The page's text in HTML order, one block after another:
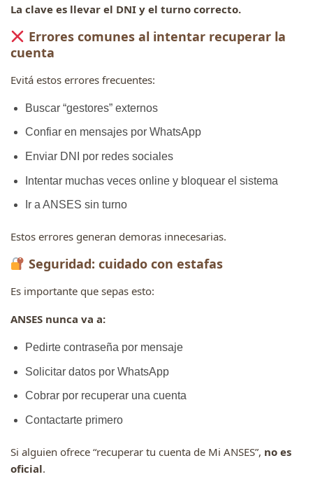
La clave es llevar el DNI y el turno correcto.
Errores comunes al intentar recuperar la
cuenta
Evitá estos errores frecuentes:
Buscar “gestores” externos
Confiar en mensajes por WhatsApp
Enviar DNI por redes sociales
Intentar muchas veces online y bloquear el sistema
Ir a ANSES sin turno
Estos errores generan demoras innecesarias.
Seguridad: cuidado con estafas
Es importante que sepas esto:
ANSES nunca va a:
Pedirte contraseña por mensaje
Solicitar datos por WhatsApp
Cobrar por recuperar una cuenta
Contactarte primero
Si alguien ofrece “recuperar tu cuenta de Mi ANSES”, no es
oficial.